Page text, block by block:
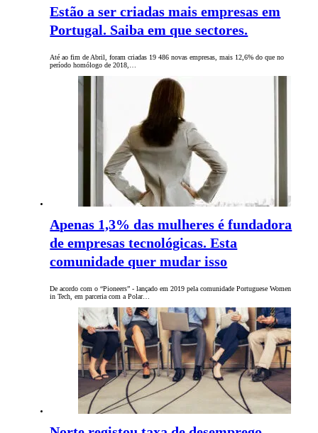
Estão a ser criadas mais empresas em
Portugal. Saiba em que sectores.
Até ao fim de Abril, foram criadas 19 486 novas empresas, mais 12,6% do que no
período homólogo de 2018,…
Apenas 1,3% das mulheres é fundadora
de empresas tecnológicas. Esta
comunidade quer mudar isso
De acordo com o “Pioneers” - lançado em 2019 pela comunidade Portuguese Women
in Tech, em parceria com a Polar…